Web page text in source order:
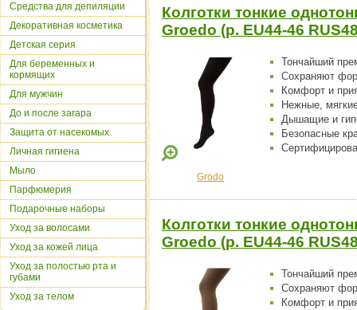
Колготки тонкие
Groedo (р. EU44-46
Тончайший
Сохраняют
Комфорт и
Нежные,
Дышащие и
Безопасные
Grodo
Колготки тонкие
Groedo (р. EU44-46
Тончайший
Сохраняют
Комфорт и
Cредства для депиляции
Декоративная косметика
Детская серия
Для беременных и
кормящих
Для мужчин
До и после загара
Защита от насекомых
Личная гигиена
Мыло
Парфюмерия
Подарочные наборы
Уход за волосами
Уход за кожей лица
Уход за полостью рта и
губами
Уход за телом